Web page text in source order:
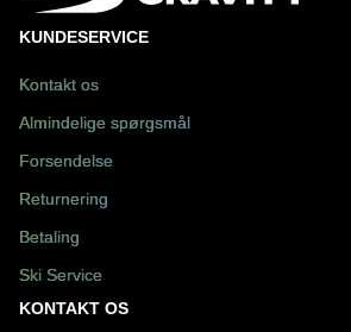
KUNDESERVICE
Kontakt os
Almindelige spørgsmål
Forsendelse
Returnering
Betaling
Ski Service
KONTAKT OS